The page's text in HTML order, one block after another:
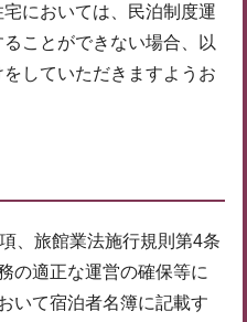
においては、民泊制度運
ことができない場合、以
していただきますようお
、旅館業法施行規則第4条
の適正な運営の確保等に
いて宿泊者名簿に記載す